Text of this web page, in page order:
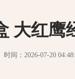
大红鹰
时间：2026-07-20